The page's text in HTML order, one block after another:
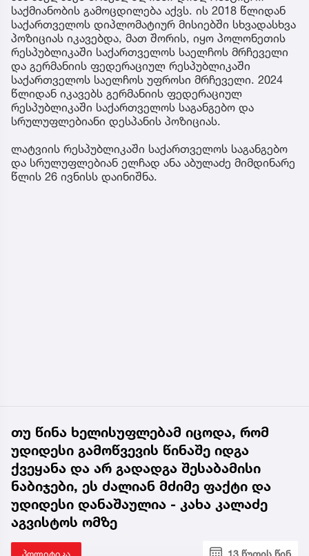
საქმიანობის გამოცდილება აქვს. ის 2018 წლიდან
საქართველოს დიპლომატიურ მისიებში სხვადასხვა
პოზიციას იკავებდა, მათ შორის, იყო პოლონეთის
რესპუბლიკაში საქართველოს საელჩოს მრჩეველი
და გერმანიის ფედერაციულ რესპუბლიკაში
საქართველოს საელჩოს უფროსი მრჩეველი. 2024
წლიდან იკავებს გერმანიის ფედერაციულ
რესპუბლიკაში საქართველოს საგანგებო და
სრულუფლებიანი დესპანის პოზიციას.
ლატვიის რესპუბლიკაში საქართველოს საგანგებო
და სრულუფლებიან ელჩად ანა აბულაძე მიმდინარე
წლის 26 ივნისს დაინიშნა.
თუ წინა ხელისუფლებამ იცოდა, რომ
უდიდესი გამოწვევის წინაშე იდგა
ქვეყანა და არ გადადგა შესაბამისი
ნაბიჯები, ეს ძალიან მძიმე ფაქტი და
უდიდესი დანაშაულია - კახა კალაძე
აგვისტოს ომზე
პოლიტიკა 13 წუთის წინ